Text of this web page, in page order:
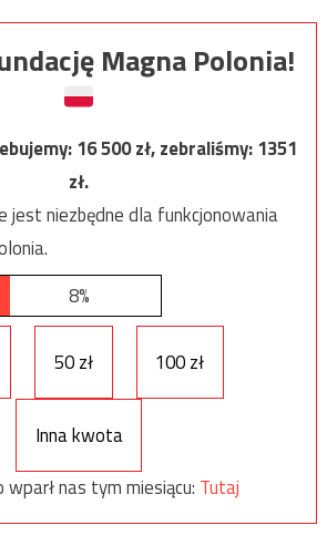
Magna Polonia!
16 500zł, zebraliśmy:1351
zł.
jest niezbędne dla funkcjonowania
8%
50 zł 100 zł
Inna kwota
nas tym miesiącu: Tutaj